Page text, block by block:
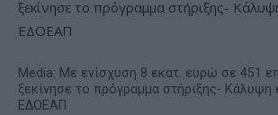
Media: Με ενίσχυση 8 εκατ. ευρώ σε 451
ξεκίνησε το πρόγραμμα στήριξης-
ΕΔΟΕΑΠ